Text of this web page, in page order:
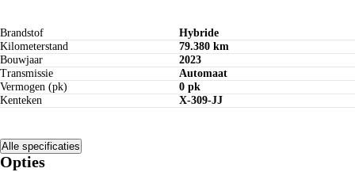
Brandstof
Hybride
Kilometerstand
79.380 km
Bouwjaar
2023
Transmissie
Automaat
Vermogen (pk)
0 pk
Kenteken
X-309-JJ
Alle specificaties
Opties